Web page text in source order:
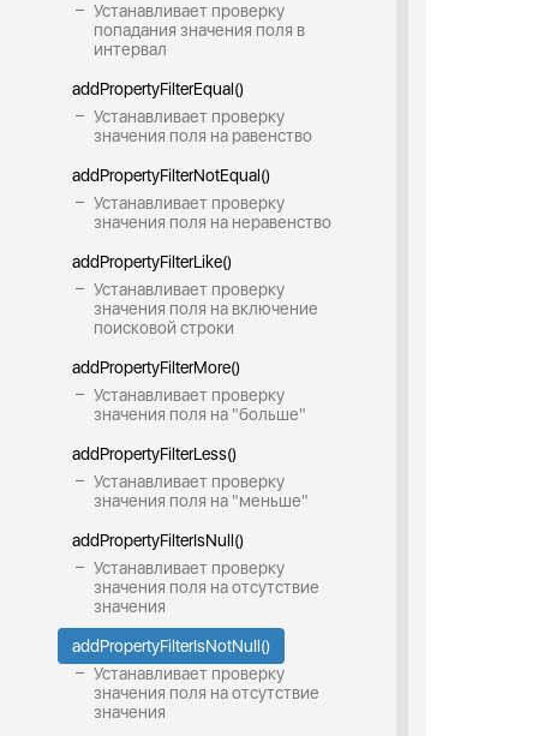
Устанавливает проверку
попадания значения поля в
интервал
addPropertyFilterEqual()
Устанавливает проверку
значения поля на равенство
addPropertyFilterNotEqual()
Устанавливает проверку
значения поля на неравенство
addPropertyFilterLike()
Устанавливает проверку
значения поля на включение
поисковой строки
addPropertyFilterMore()
Устанавливает проверку
значения поля на "больше"
addPropertyFilterLess()
Устанавливает проверку
значения поля на "меньше"
addPropertyFilterIsNull()
Устанавливает проверку
значения поля на отсутствие
значения
addPropertyFilterIsNotNull()
Устанавливает проверку
значения поля на отсутствие
значения